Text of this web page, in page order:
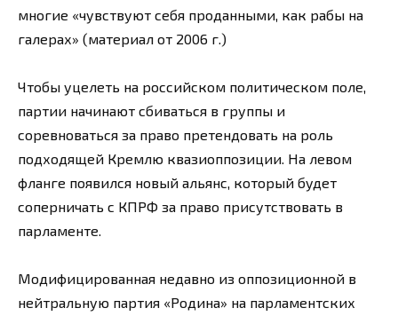
многие «чувствуют себя проданными, как рабы на
галерах» (материал от 2006 г.)
Чтобы уцелеть на российском политическом поле,
партии начинают сбиваться в группы и
соревноваться за право претендовать на роль
подходящей Кремлю квазиоппозиции. На левом
фланге появился новый альянс, который будет
соперничать с КПРФ за право присутствовать в
парламенте.
Модифицированная недавно из оппозиционной в
нейтральную партия «Родина» на парламентских